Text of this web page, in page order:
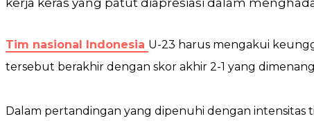
Tim nasional Indonesia U-23 harus mengakui
tersebut berakhir dengan skor akhir 2-1 yang
Dalam pertandingan yang dipenuhi dengan intensitas